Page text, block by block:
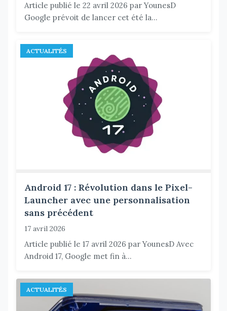
Article publié le 22 avril 2026 par YounesD
Google prévoit de lancer cet été la...
ACTUALITÉS
Android 17 : Révolution dans le Pixel-
Launcher avec une personnalisation
sans précédent
17 avril 2026
Article publié le 17 avril 2026 par YounesD Avec
Android 17, Google met fin à...
ACTUALITÉS